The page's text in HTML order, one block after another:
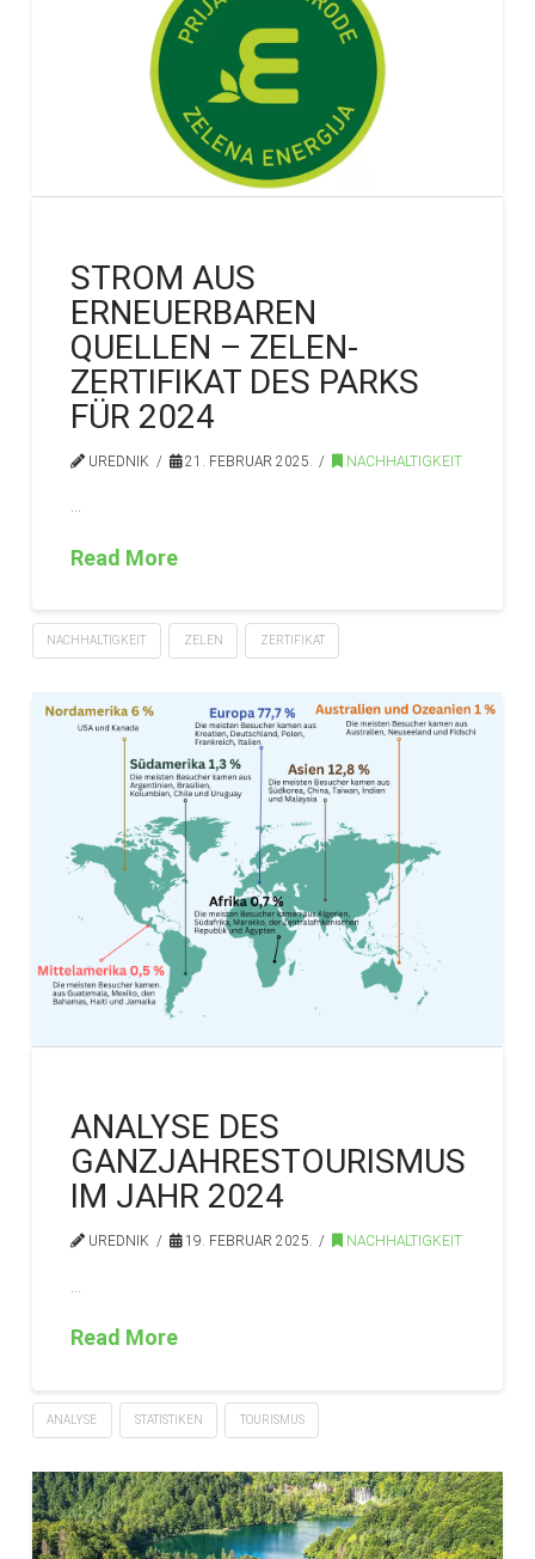
STROM AUS
ERNEUERBAREN
QUELLEN – ZELEN-
ZERTIFIKAT DES PARKS
FÜR 2024
UREDNIK 21. FEBRUAR 2025. NACHHALTIGKEIT
…
Read More
NACHHALTIGKEIT ZELEN ZERTIFIKAT
ANALYSE DES
GANZJAHRESTOURISMUS
IM JAHR 2024
UREDNIK 19. FEBRUAR 2025. NACHHALTIGKEIT
Read More
ANALYSE STATISTIKEN TOURISMUS